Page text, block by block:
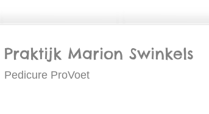
Praktijk Marion Swinkels
Pedicure ProVoet